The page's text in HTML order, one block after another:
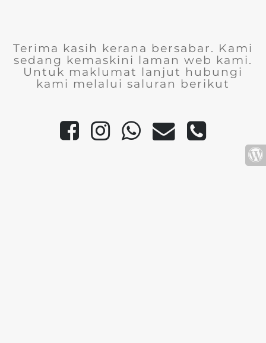
Terima kasih kerana bersabar. Kami
sedang kemaskini laman web kami.
Untuk maklumat lanjut hubungi
kami melalui saluran berikut